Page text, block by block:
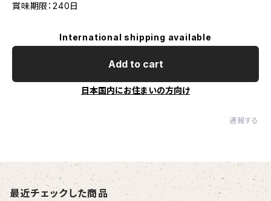
賞味期限：240日
International shipping available
Add to cart
日本国内にお住まいの方向け
通報する
最近チェックした商品